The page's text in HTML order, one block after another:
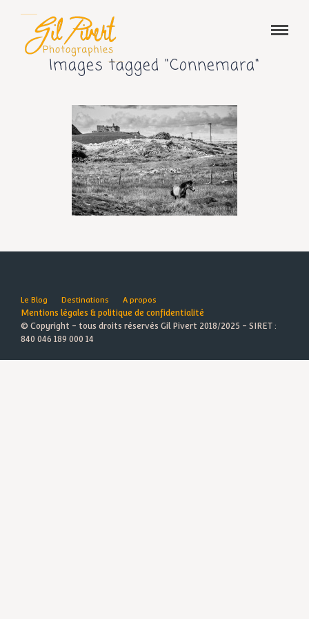
Images tagged "Connemara"
Le Blog Destinations A propos
Mentions légales & politique de confidentialité
© Copyright - tous droits réservés Gil Pivert 2018/2025 - SIRET :
840 046 189 000 14